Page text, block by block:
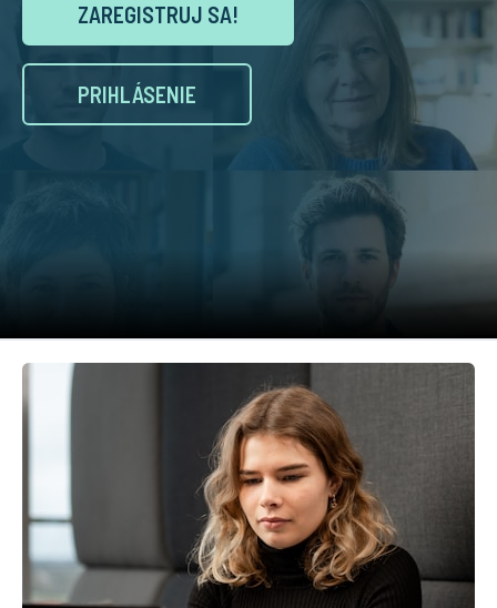
ZAREGISTRUJ SA!
PRIHLÁSENIE